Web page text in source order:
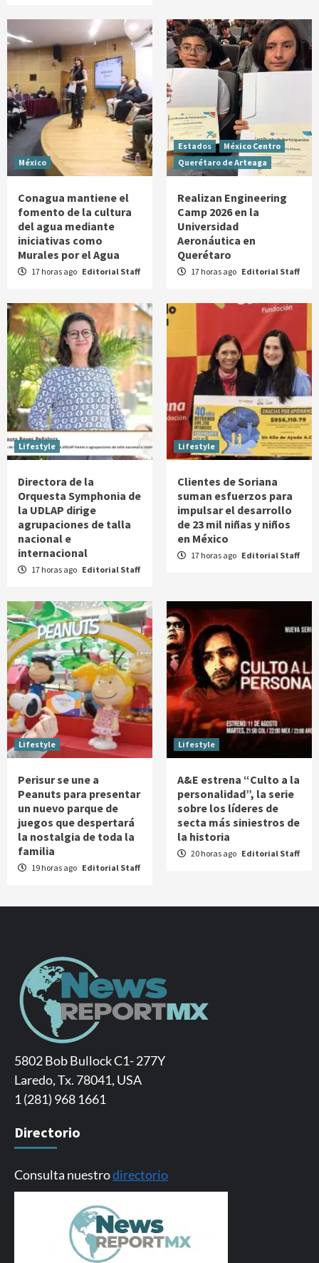
México
Conagua mantiene el
fomento de la cultura
del agua mediante
iniciativas como
Murales por el Agua
17 horas ago Editorial Staff
Estados
México Centro
Querétaro de Arteaga
Realizan Engineering
Camp 2026 en la
Universidad
Aeronáutica en
Querétaro
17 horas ago Editorial Staff
Lifestyle
Directora de la
Orquesta Symphonia de
la UDLAP dirige
agrupaciones de talla
nacional e
internacional
17 horas ago Editorial Staff
Lifestyle
Clientes de Soriana
suman esfuerzos para
impulsar el desarrollo
de 23 mil niñas y niños
en México
17 horas ago Editorial Staff
Lifestyle
Perisur se une a
Peanuts para presentar
un nuevo parque de
juegos que despertará
la nostalgia de toda la
familia
19 horas ago Editorial Staff
Lifestyle
A&E estrena “Culto a la
personalidad”, la serie
sobre los líderes de
secta más siniestros de
la historia
20 horas ago Editorial Staff
5802 Bob Bullock C1- 277Y
Laredo, Tx. 78041, USA
1 (281) 968 1661
Directorio
Consulta nuestrodirectorio